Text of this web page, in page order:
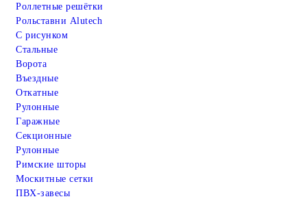
Роллетные решётки
Рольставни Alutech
С рисунком
Стальные
Ворота
Въездные
Откатные
Рулонные
Гаражные
Cекционные
Рулонные
Римские шторы
Москитные сетки
ПВХ-завесы